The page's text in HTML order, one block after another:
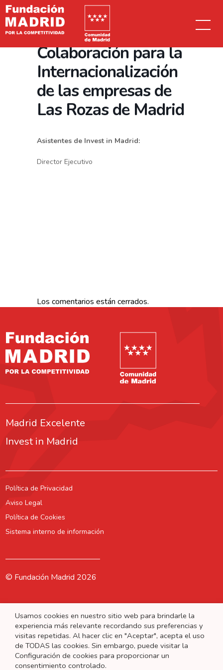
Firma Protocolo de
Colaboración para la
Internacionalización
de las empresas de
Las Rozas de Madrid
Asistentes de Invest in Madrid:
Director Ejecutivo
Los comentarios están cerrados.
Madrid Excelente
Invest in Madrid
Política de Privacidad
Aviso Legal
Política de Cookies
Sistema interno de información
© Fundación Madrid 2026
Usamos cookies en nuestro sitio web para brindarle la
experiencia más relevante recordando sus preferencias y
visitas repetidas. Al hacer clic en "Aceptar", acepta el uso
de TODAS las cookies. Sin embargo, puede visitar la
Configuración de cookies para proporcionar un
consentimiento controlado.